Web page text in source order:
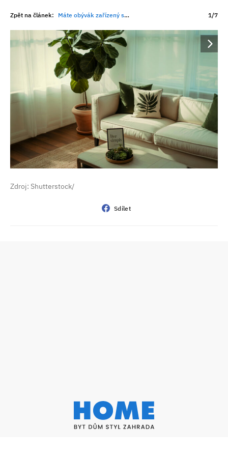
Zpět na článek: Máte obývák zařízený správně? Feng šuej radí, jak vytvořit klidnější a harmoničtější prostor 1/7
Zdroj: Shutterstock/
Sdílet